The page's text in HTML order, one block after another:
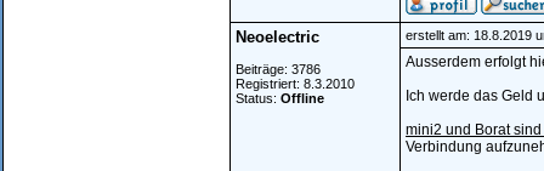
Neoelectric
Beiträge: 3786
Registriert: 8.3.2010
Status: Offline
erstellt am: 18.8.2019
Ausserdem erfolgt
Ich werde das Geld
mini2 und Borat
Verbindung